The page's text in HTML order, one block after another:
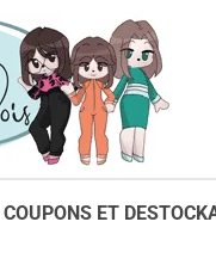
COUPONS ET